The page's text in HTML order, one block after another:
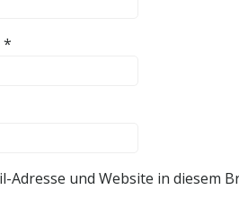
*
Adresse und Website in diesem